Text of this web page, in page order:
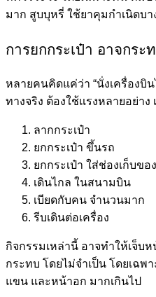
มาก สูบบุหรี่ ใช้ยาคุมกำเนิดบ
การยกกระเป๋า อาจกร
หลายคนคิดแค่ว่า “นั่งเครื่องบิ
ทางจริง ต้องใช้แรงหลายอย่าง
ลากกระเป๋า
ยกกระเป๋า ขึ้นรถ
ยกกระเป๋า ใส่ช่องเก็บขอ
เดินไกล ในสนามบิน
เบียดกับคน จำนวนมาก
รีบเดินต่อเครื่อง
กิจกรรมเหล่านี้ อาจทำให้เจ็บ
กระทบ โดยไม่จำเป็น โดยเฉพ
แขน และหน้าอก มากเกินไป